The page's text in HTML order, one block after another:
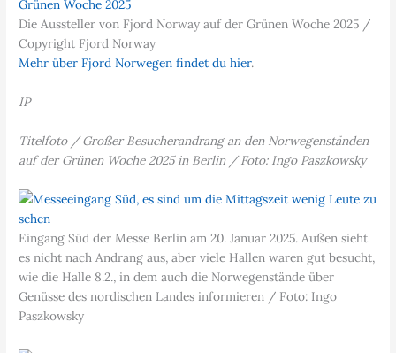
Die Aussteller von Fjord Norway auf der Grünen Woche 2025 /
Copyright Fjord Norway
Mehr über Fjord Norwegen findet du hier.
IP
Titelfoto / Großer Besucherandrang an den Norwegenständen
auf der Grünen Woche 2025 in Berlin / Foto: Ingo Paszkowsky
Eingang Süd der Messe Berlin am 20. Januar 2025. Außen sieht
es nicht nach Andrang aus, aber viele Hallen waren gut besucht,
wie die Halle 8.2., in dem auch die Norwegenstände über
Genüsse des nordischen Landes informieren / Foto: Ingo
Paszkowsky